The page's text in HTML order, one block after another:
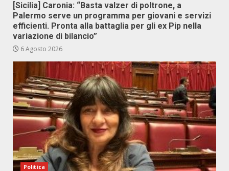
[Sicilia] Caronia: “Basta valzer di poltrone, a
Palermo serve un programma per giovani e servizi
efficienti. Pronta alla battaglia per gli ex Pip nella
variazione di bilancio”
6 Agosto 2026
Politica